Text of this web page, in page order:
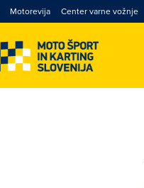
Motorevija Center varne vožnje